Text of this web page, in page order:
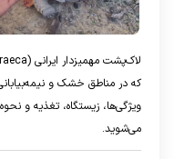
که در مناطق خشک و نیمه‌بیابانی
ویژگی‌ها، زیستگاه، تغذیه و
می‌شوید.